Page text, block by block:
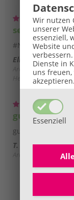
Wir nutzen
unserer
essenziell,
Website
verbessern.
Dienste in
uns freuen,
akzeptieren.
Essenziell
Sacral,
Heilpilze - TEM -
Therapeutic Touch
sehr gute
#NAME?
Elisabeth G.
Aromatherapie -
Heilpflanzen -
gut zur
gute Ergänzung
T. M.
Klagenfurt-
Aromatherapie -